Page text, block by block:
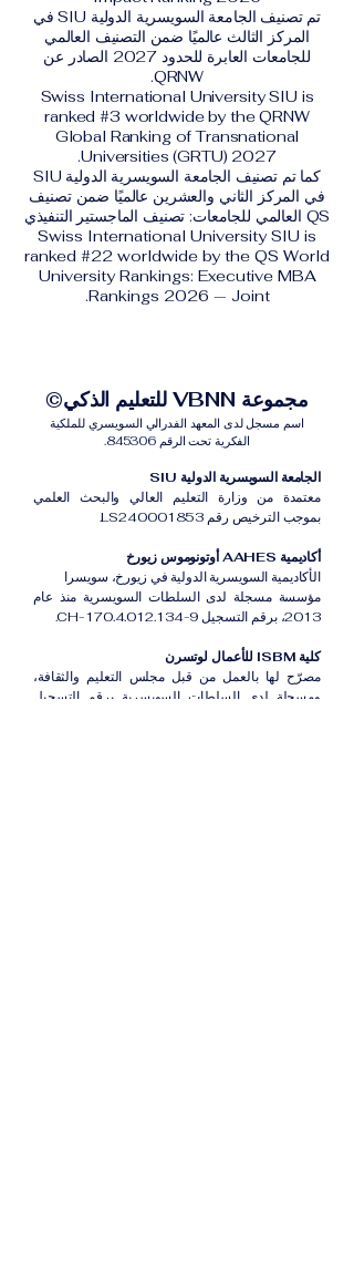
تم تصنيف الجامعة السويسرية الدولية SIU في
المركز الثالث عالميًا ضمن التصنيف العالمي
للجامعات العابرة للحدود 2027 الصادر عن
QRNW.
Swiss International University SIU is
ranked #3 worldwide by the QRNW
Global Ranking of Transnational
Universities (GRTU) 2027.
كما تم تصنيف الجامعة السويسرية الدولية SIU
في المركز الثاني والعشرين عالميًا ضمن تصنيف
QS العالمي للجامعات: تصنيف الماجستير التنفيذي
Swiss International University SIU is
ranked #22 worldwide by the QS World
University Rankings: Executive MBA
Rankings 2026 — Joint.
مجموعة VBNN للتعليم الذكي©
اسم مسجل لدى المعهد الفدرالي السويسري للملكية
الفكرية تحت الرقم 845306.
الجامعة السويسرية الدولية SIU
معتمدة من وزارة التعليم العالي والبحث العلمي
بموجب الترخيص رقم LS240001853.
أكاديمية AAHES أوتونوموس زيورخ
الأكاديمية السويسرية الدولية في زيورخ، سويسرا
مؤسسة مسجلة لدى السلطات السويسرية منذ عام
2013، برقم التسجيل CH-170.4.012.134-9.
كلية ISBM للأعمال لوتسرن
مصرّح لها بالعمل من قبل مجلس التعليم والثقافة،
ومسجلة لدى السلطات السويسرية برقم التسجيل